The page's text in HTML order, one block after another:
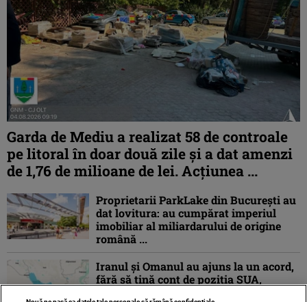
Garda de Mediu a realizat 58 de controale
pe litoral în doar două zile și a dat amenzi
de 1,76 de milioane de lei. Acțiunea ...
Proprietarii ParkLake din București au
dat lovitura: au cumpărat imperiul
imobiliar al miliardarului de origine
română ...
Iranul și Omanul au ajuns la un acord,
fără să țină cont de poziția SUA,